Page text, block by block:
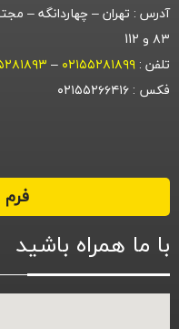
آدرس : تهران – چهاردانگه –
۸۳ و 112
تلفن : ۰۲۱۵۵۲۸۱۸۹۹ –
فکس : ۰۲۱۵۵۲۶۶۴۱۶
فرم
با ما همراه باشید